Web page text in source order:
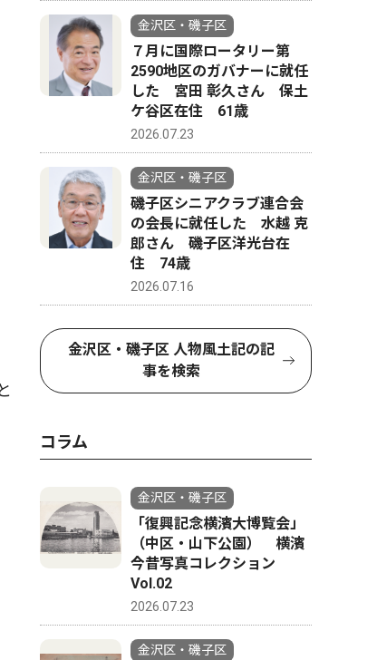
金沢区・磯子区
７月に国際ロータリー第
2590地区のガバナーに就任
した 宮田 彰久さん 保土
ケ谷区在住 61歳
2026.07.23
金沢区・磯子区
磯子区シニアクラブ連合会
の会長に就任した 水越 克
郎さん 磯子区洋光台在
住 74歳
2026.07.16
金沢区・磯子区 人物風土記の記
事を検索
コラム
金沢区・磯子区
「復興記念横濱大博覧会」
（中区・山下公園） 横濱
今昔写真コレクション
Vol.02
2026.07.23
金沢区・磯子区